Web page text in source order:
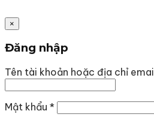
×
Đăng nhập
Tên tài khoản hoặc địa chỉ email
Mật khẩu *Bắt